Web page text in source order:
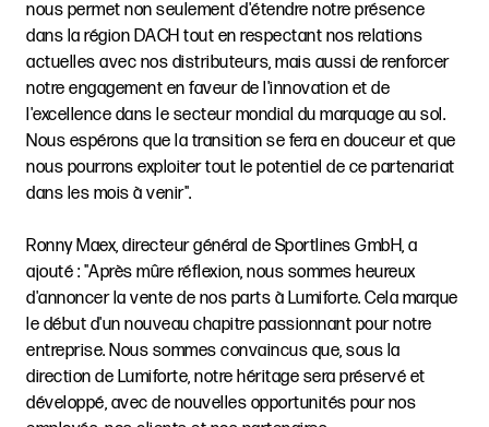
nous permet non seulement d'étendre notre présence
dans la région DACH tout en respectant nos relations
actuelles avec nos distributeurs, mais aussi de renforcer
notre engagement en faveur de l'innovation et de
l'excellence dans le secteur mondial du marquage au sol.
Nous espérons que la transition se fera en douceur et que
nous pourrons exploiter tout le potentiel de ce partenariat
dans les mois à venir".
Ronny Maex, directeur général de Sportlines GmbH, a
ajouté : "Après mûre réflexion, nous sommes heureux
d'annoncer la vente de nos parts à Lumiforte. Cela marque
le début d'un nouveau chapitre passionnant pour notre
entreprise. Nous sommes convaincus que, sous la
direction de Lumiforte, notre héritage sera préservé et
développé, avec de nouvelles opportunités pour nos